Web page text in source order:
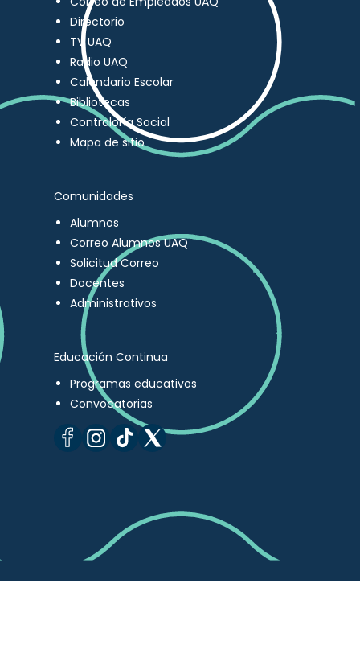
Directorio
TV UAQ
Radio UAQ
Calendario Escolar
Bibliotecas
Contraloría Social
Mapa de sitio
Comunidades
Alumnos
Correo Alumnos UAQ
Solicitud Correo
Docentes
Administrativos
Educación Continua
Programas educativos
Convocatorias